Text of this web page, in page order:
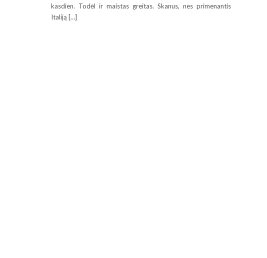
kasdien. Todėl ir maistas greitas. Skanus, nes primenantis
Italiją […]